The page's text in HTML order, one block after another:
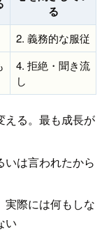
る
2. 義務的な服従
4. 拒絶・聞き流
し
える。最も成長が
は言われたから
実際には何もしな
い